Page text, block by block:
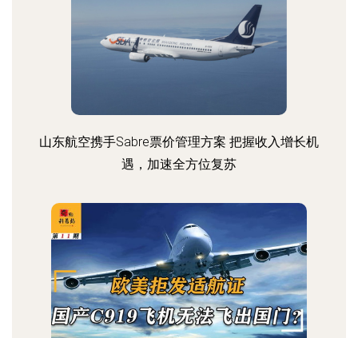
山东航空携手Sabre票价管理方案 把握收入增长机
遇，加速全方位复苏